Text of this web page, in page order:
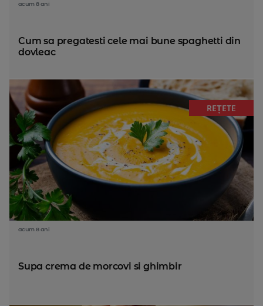
acum 8 ani
Cum sa pregatesti cele mai bune spaghetti din
dovleac
REȚETE
acum 8 ani
Supa crema de morcovi si ghimbir